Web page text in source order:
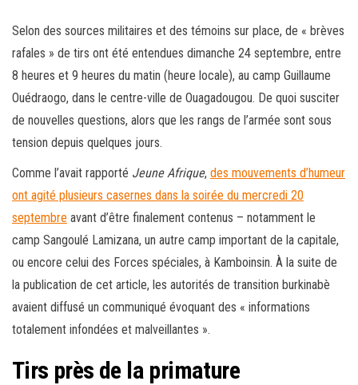
Selon des sources militaires et des témoins sur place, de « brèves
rafales » de tirs ont été entendues dimanche 24 septembre, entre
8 heures et 9 heures du matin (heure locale), au camp Guillaume
Ouédraogo, dans le centre-ville de Ouagadougou. De quoi susciter
de nouvelles questions, alors que les rangs de l’armée sont sous
tension depuis quelques jours.
Comme l’avait rapporté Jeune Afrique, des mouvements d’humeur
ont agité plusieurs casernes dans la soirée du mercredi 20
septembre avant d’être finalement contenus – notamment le
camp Sangoulé Lamizana, un autre camp important de la capitale,
ou encore celui des Forces spéciales, à Kamboinsin. À la suite de
la publication de cet article, les autorités de transition burkinabè
avaient diffusé un communiqué évoquant des « informations
totalement infondées et malveillantes ».
Tirs près de la primature